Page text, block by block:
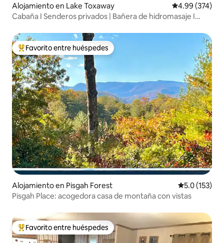
Alojamiento en Lake Toxaway Calificación
4.99 (374)
Cabaña I Senderos privados | Bañera de hidromasaje I
Favorito entre huéspedes preferido
Favorito entre huéspedes
Alojamiento en Pisgah Forest Calificación
5.0 (153)
Pisgah Place: acogedora casa de montaña con vistas
Favorito entre huéspedes preferido
Favorito entre huéspedes